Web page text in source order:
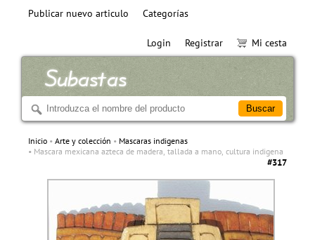
Publicar nuevo articulo Categorías
Login Registrar Mi cesta
Inicio Arte y colección
Mascaras indigenas
Mascara mexicana azteca de madera, tallada a mano, cultura indigena
#317